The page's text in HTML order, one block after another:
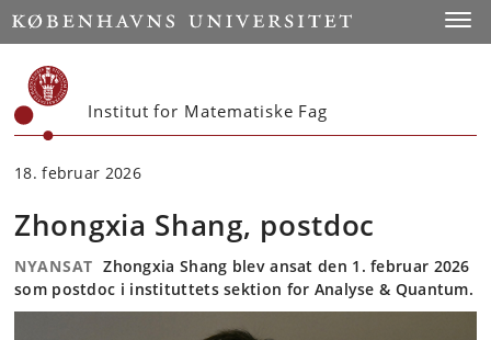
Start
Institut for Matematiske Fag
18. februar 2026
Zhongxia Shang, postdoc
NYANSAT Zhongxia Shang blev ansat den 1. februar 2026
som postdoc i instituttets sektion for Analyse & Quantum.